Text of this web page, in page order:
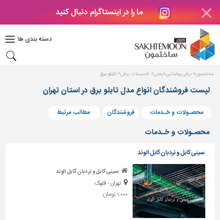
ما را در اینستاگرام دنبال کنید
دسته بندی ها
دکوراسیون
بتن
های
بتنی
و
پنجره
ساختمانی
پله،
نرده
و
حفاظ
ساختمون برقی،روشنایی،ایمنی تاسیسات برقی تابلو برق
لیست فروشندگان انواع مدل تابلو برق در استان تهران
محصـولات و خـدمات فروشندگان مطالب مرتبط
محصـولات و خـدمات
سینی کابل و نردبان کابل الوند
سینی کابل و نردبان کابل الوند
تهران - قلهک
۱,۰۰۰ تومان